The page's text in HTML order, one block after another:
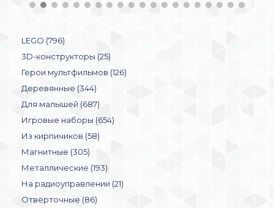
LEGO (796)
3D-конструкторы (25)
Герои мультфильмов (126)
Деревянные (344)
Для малышей (687)
Игровые наборы (654)
Из кирпичиков (58)
Магнитные (305)
Металлические (193)
На радиоуправлении (21)
Отвёрточные (86)